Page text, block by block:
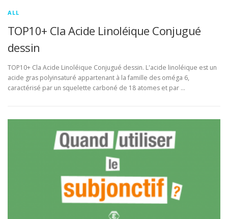
ALL
TOP10+ Cla Acide Linoléique Conjugué
dessin
TOP10+ Cla Acide Linoléique Conjugué dessin. L'acide linoléique est un
acide gras polyinsaturé appartenant à la famille des oméga 6,
caractérisé par un squelette carboné de 18 atomes et par …